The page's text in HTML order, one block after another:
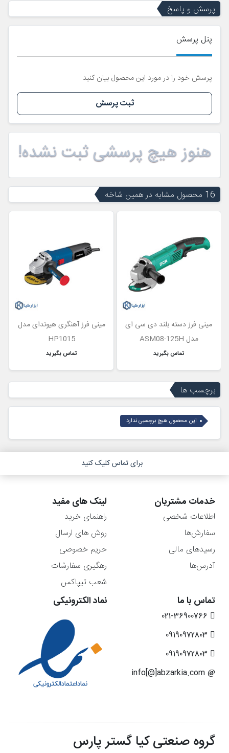
پرسش و پاسخ
پنل پرسش
پرسش خود را در مورد این محصول بیان کنید
ثبت پرسش
هنوز هیچ پرسشی ثبت نشده!
16 محصول مشابه در همین شاخه
مینی فرز دسته بلند دی سی ای
مدل ASM08-125H
تماس بگیرید
مینی فرز آهنگری هیوندای مدل
HP1015
تماس بگیرید
برچسب ها
این محصول هیچ برچسبی ندارد
برای تماس کلیک کنید
خدمات مشتریان
اطلاعات شخصی
سفارش‌ها
رسیدهای مالی
آدرس‌ها
لینک های مفید
راهنمای خرید
روش های ارسال
حریم خصوصی
رهگیری سفارشات
شعب تیپاکس
تماس با ما نماد الکترونیکی
گروه صنعتی کیا گستر پارس